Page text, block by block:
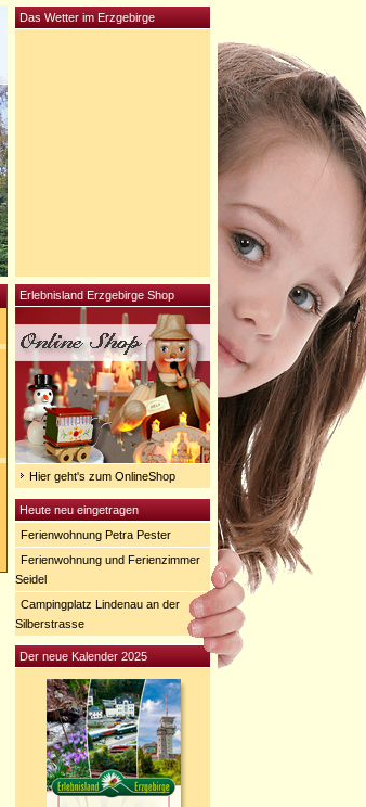
Erlebnisland Erzgebirge Shop
Hier geht's zum OnlineShop
Heute neu eingetragen
Ferienwohnung Petra Pester
Ferienwohnung und Ferienzimmer
Seidel
Campingplatz Lindenau an der
Silberstrasse
Der neue Kalender 2025
Das Wetter im Erzgebirge